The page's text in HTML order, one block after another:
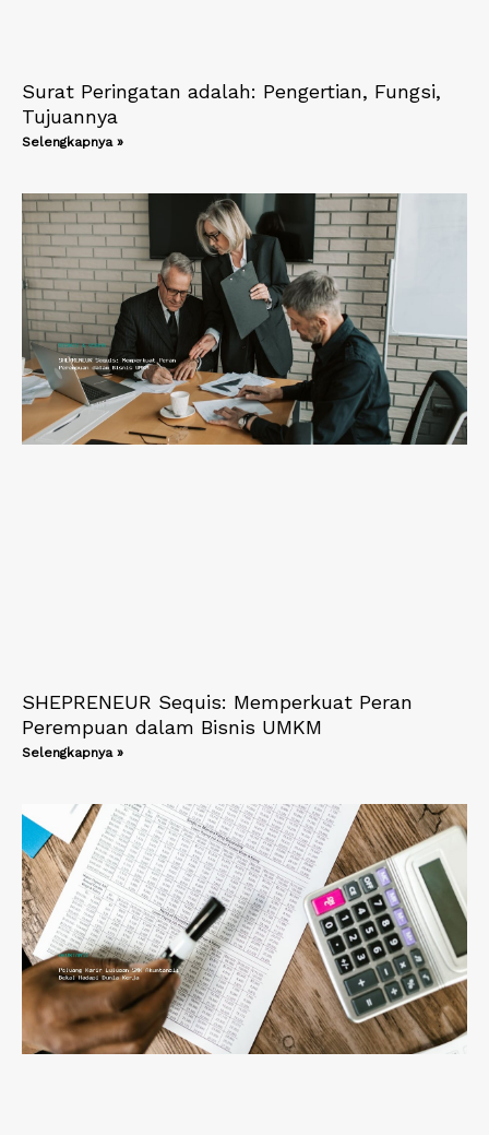
Surat Peringatan adalah: Pengertian, Fungsi,
Tujuannya
Selengkapnya »
SHEPRENEUR Sequis: Memperkuat Peran
Perempuan dalam Bisnis UMKM
Selengkapnya »